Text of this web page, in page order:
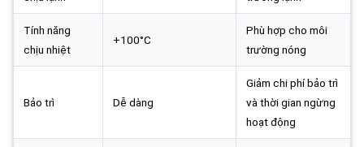
Tính năng
chịu nhiệt
+100°C
Phù hợp cho môi
trường nóng
Bảo trì Dễ dàng
Giảm chi phí bảo trì
và thời gian ngừng
hoạt động